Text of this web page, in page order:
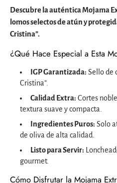
Descubre la auténtica Mojama
lomos selectos de atún y
Cristina”.
¿Qué Hace Especial a Esta
IGP Garantizada: Sello de
Cristina”.
Calidad Extra: Cortes
textura suave y compacta.
Ingredientes Puros: Solo
de oliva de alta calidad.
Listo para Servir:
gourmet.
Cómo Disfrutar la Mojama